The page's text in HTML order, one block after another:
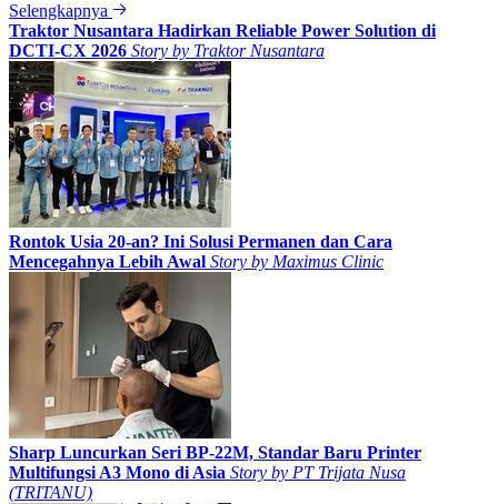
Selengkapnya
Traktor Nusantara Hadirkan Reliable Power Solution di
DCTI-CX 2026 Story by Traktor Nusantara
Rontok Usia 20-an? Ini Solusi Permanen dan Cara
Mencegahnya Lebih Awal Story by Maximus Clinic
Sharp Luncurkan Seri BP-22M, Standar Baru Printer
Multifungsi A3 Mono di Asia Story by PT Trijata Nusa
(TRITANU)